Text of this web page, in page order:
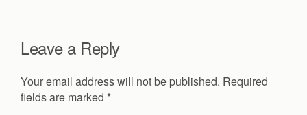
Leave a Reply
Your email address will not be published. Required
fields are marked *